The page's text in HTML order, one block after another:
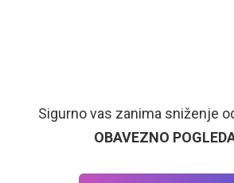
Sigurno vas zanima sniženje
OBAVEZNO